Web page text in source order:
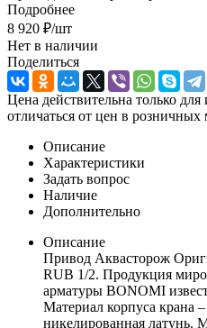
Подробнее
8 920 ₽/шт
Нет в наличии
Поделиться
Цена действительна только
отличаться от цен в розничных
Описание
Характеристики
Задать вопрос
Наличие
Дополнительно
Описание
Привод Аквасторож
RUB 1/2. Продукция
арматуры BONOMI
Материал корпуса крана
никелированная латунь.